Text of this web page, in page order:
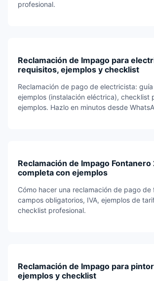
profesional.
Reclamación de Impago para
requisitos, ejemplos y checklist
Reclamación de pago de electricista:
ejemplos (instalación eléctrica), checklist
ejemplos. Hazlo en minutos desde
Reclamación de Impago
completa con ejemplos
Cómo hacer una reclamación de pago
campos obligatorios, IVA, ejemplos de
checklist profesional.
Reclamación de Impago para
ejemplos y checklist